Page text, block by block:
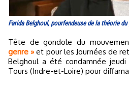
Farida Belghoul, pourfendeuse de la théorie du
Tête de gondole du
genre »et pour les Journées de
Belghoul a été condamnée
Tours (Indre-et-Loire) pour